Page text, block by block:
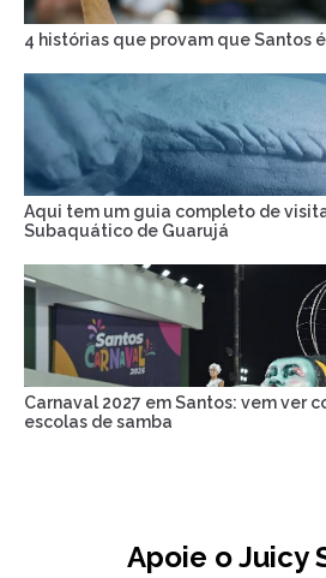
4 histórias que provam que Santos
Aqui tem um guia completo de
Subaquático de Guarujá
Carnaval 2027 em Santos: vem ver
escolas de samba
Apoie o Juicy